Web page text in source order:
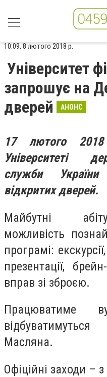
10:09, 8 лютого 2018 р.
Університет
запрошує на
дверей
АНОНС
17 лютого
Університеті
служби
відкритих дверей.
Майбутні
можливість
програмі:
презентації,
вправ зі зброєю.
Працюватиме
Масляна.
Офіційні заходи –